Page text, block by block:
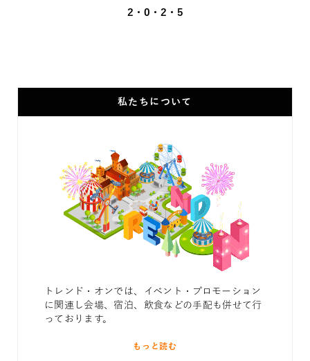
2・0・2・5
私たちについて
トレンド・オンでは、イベント・プロモーション
に関連し会場、宿泊、飲食などの手配も併せて行
っております。
もっと読む